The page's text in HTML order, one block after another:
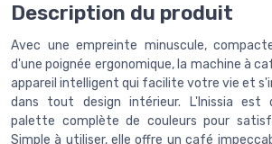
Description du produit
Avec une empreinte minuscule,
d'une poignée ergonomique, la machine à
appareil intelligent qui facilite votre vie et
dans tout design intérieur. L'Inissia est
palette complète de couleurs pour
Simple à utiliser, elle offre un café